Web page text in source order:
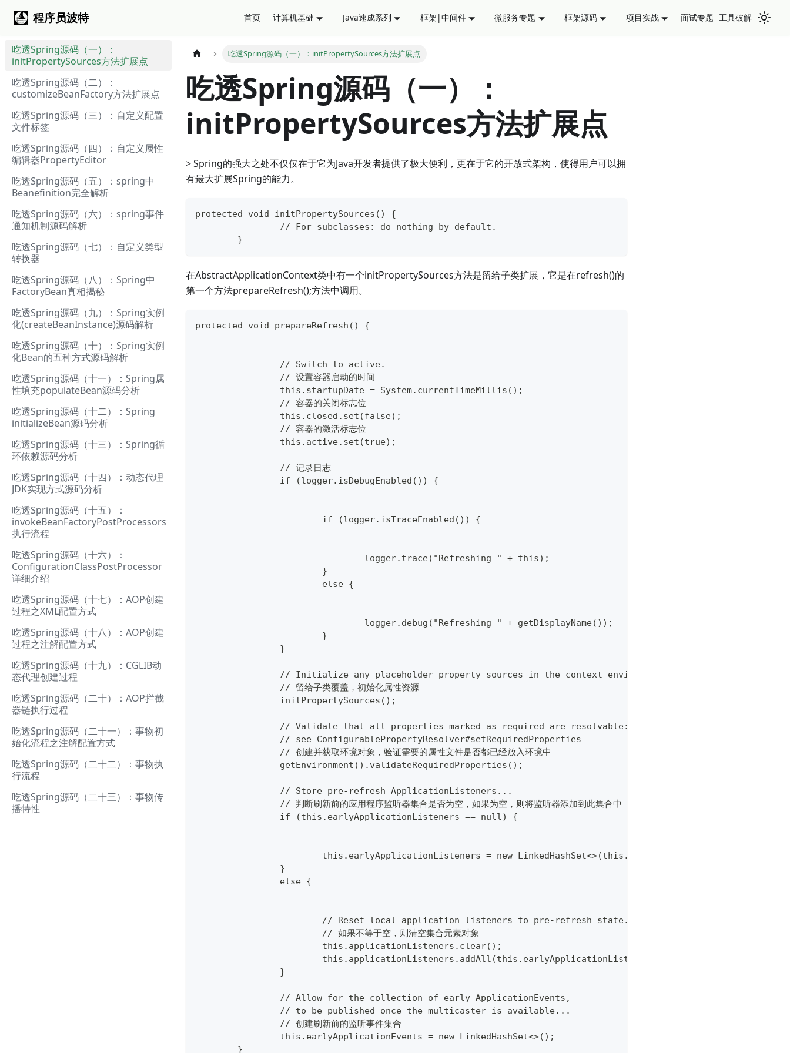
程序员波特 首页 计算机基础 Java速成系列 框架|中间件 微服务专题 框架源码 项目实战 面试专题 工具破解
吃透Spring源码（一）：
initPropertySources方法扩展点
吃透Spring源码（二）：
customizeBeanFactory方法扩展点
吃透Spring源码（三）：自定义配置
文件标签
吃透Spring源码（四）：自定义属性
编辑器PropertyEditor
吃透Spring源码（五）：spring中
Beanefinition完全解析
吃透Spring源码（六）：spring事件
通知机制源码解析
吃透Spring源码（七）：自定义类型
转换器
吃透Spring源码（八）：Spring中
FactoryBean真相揭秘
吃透Spring源码（九）：Spring实例
化(createBeanInstance)源码解析
吃透Spring源码（十）：Spring实例
化Bean的五种方式源码解析
吃透Spring源码（十一）：Spring属
性填充populateBean源码分析
吃透Spring源码（十二）：Spring
initializeBean源码分析
吃透Spring源码（十三）：Spring循
环依赖源码分析
吃透Spring源码（十四）：动态代理
JDK实现方式源码分析
吃透Spring源码（十五）：
invokeBeanFactoryPostProcessors
执行流程
吃透Spring源码（十六）：
ConfigurationClassPostProcessor
详细介绍
吃透Spring源码（十七）：AOP创建
过程之XML配置方式
吃透Spring源码（十八）：AOP创建
过程之注解配置方式
吃透Spring源码（十九）：CGLIB动
态代理创建过程
吃透Spring源码（二十）：AOP拦截
器链执行过程
吃透Spring源码（二十一）：事物初
始化流程之注解配置方式
吃透Spring源码（二十二）：事物执
行流程
吃透Spring源码（二十三）：事物传
播特性
吃透Spring源码（一）：initPropertySources方法扩展点
吃透Spring源码（一）：
initPropertySources方法扩展点
> Spring的强大之处不仅仅在于它为Java开发者提供了极大便利，更在于它的开放式架构，使得用户可以拥
有最大扩展Spring的能力。
protected void initPropertySources() {
		// For subclasses: do nothing by default.
	}
在AbstractApplicationContext类中有一个initPropertySources方法是留给子类扩展，它是在refresh()的
第一个方法prepareRefresh();方法中调用。
protected void prepareRefresh() {
		// Switch to active.
		// 设置容器启动的时间
		this.startupDate = System.currentTimeMillis();
		// 容器的关闭标志位
		this.closed.set(false);
		// 容器的激活标志位
		this.active.set(true);
		// 记录日志
		if (logger.isDebugEnabled()) {
			if (logger.isTraceEnabled()) {
				logger.trace("Refreshing " + this);
			}
			else {
				logger.debug("Refreshing " + getDisplayName());
			}
		}
		// Initialize any placeholder property sources in the context environment.
		// 留给子类覆盖，初始化属性资源
		initPropertySources();
		// Validate that all properties marked as required are resolvable:
		// see ConfigurablePropertyResolver#setRequiredProperties
		// 创建并获取环境对象，验证需要的属性文件是否都已经放入环境中
		getEnvironment().validateRequiredProperties();
		// Store pre-refresh ApplicationListeners...
		// 判断刷新前的应用程序监听器集合是否为空，如果为空，则将监听器添加到此集合中
		if (this.earlyApplicationListeners == null) {
			this.earlyApplicationListeners = new LinkedHashSet<>(this.applicationListeners);
		}
		else {
			// Reset local application listeners to pre-refresh state.
			// 如果不等于空，则清空集合元素对象
			this.applicationListeners.clear();
			this.applicationListeners.addAll(this.earlyApplicationListeners);
		}
		// Allow for the collection of early ApplicationEvents,
		// to be published once the multicaster is available...
		// 创建刷新前的监听事件集合
		this.earlyApplicationEvents = new LinkedHashSet<>();
	}